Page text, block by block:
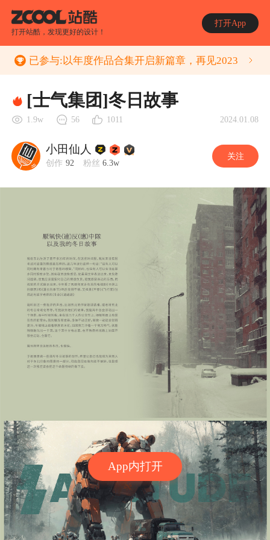
打开站酷，发现更好的设计！
打开App
App内打开
已参与:以年度作品合集开启新篇章，再见2023
[士气集团]冬日故事
1.9w 56 1011 2024.01.08
小田仙人
创作 92 粉丝 6.3w
关注